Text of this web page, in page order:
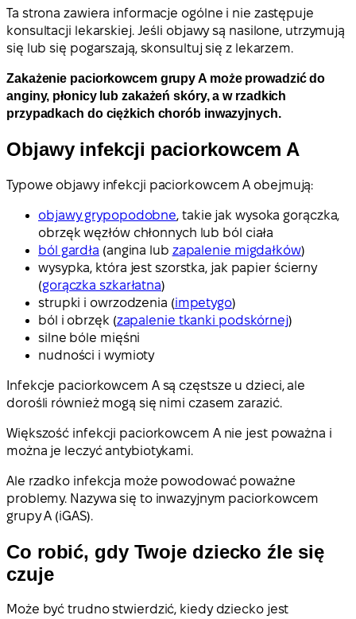
Ta strona zawiera informacje ogólne i nie zastępuje
konsultacji lekarskiej. Jeśli objawy są nasilone, utrzymują
się lub się pogarszają, skonsultuj się z lekarzem.
Zakażenie paciorkowcem grupy A może prowadzić do
anginy, płonicy lub zakażeń skóry, a w rzadkich
przypadkach do ciężkich chorób inwazyjnych.
Objawy infekcji paciorkowcem A
Typowe objawy infekcji paciorkowcem A obejmują:
objawy grypopodobne, takie jak wysoka gorączka,
obrzęk węzłów chłonnych lub ból ciała
ból gardła (angina lub zapalenie migdałków)
wysypka, która jest szorstka, jak papier ścierny
(gorączka szkarłatna)
strupki i owrzodzenia (impetygo)
ból i obrzęk (zapalenie tkanki podskórnej)
silne bóle mięśni
nudności i wymioty
Infekcje paciorkowcem A są częstsze u dzieci, ale
dorośli również mogą się nimi czasem zarazić.
Większość infekcji paciorkowcem A nie jest poważna i
można je leczyć antybiotykami.
Ale rzadko infekcja może powodować poważne
problemy. Nazywa się to inwazyjnym paciorkowcem
grupy A (iGAS).
Co robić, gdy Twoje dziecko źle się
czuje
Może być trudno stwierdzić, kiedy dziecko jest